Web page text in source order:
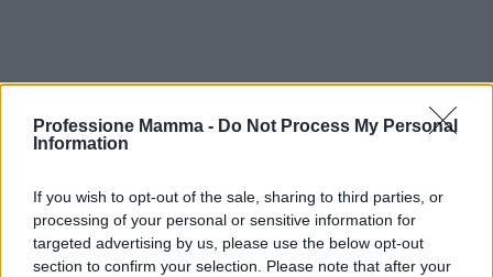
Professione Mamma - Do Not Process My Personal
Information
If you wish to opt-out of the sale, sharing to third parties, or
processing of your personal or sensitive information for
targeted advertising by us, please use the below opt-out
section to confirm your selection. Please note that after your